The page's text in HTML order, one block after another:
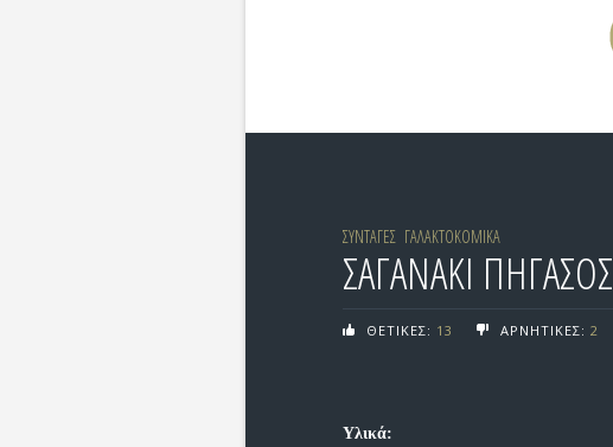
ΣΥΝΤΑΓΕΣ ΓΑΛΑΚΤΟΚΟΜΙΚΑ
ΣΑΓΑΝΑΚΙ ΠΗΓΑΣΟΣ
ΘΕΤΙΚΕΣ: 13 ΑΡΝΗΤΙΚΕΣ: 2
Υλικά: